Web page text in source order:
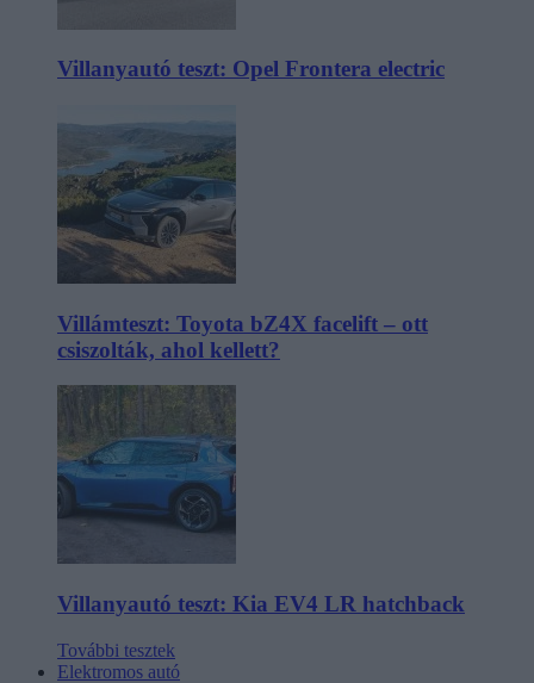
Villanyautó teszt: Opel Frontera electric
Villámteszt: Toyota bZ4X facelift – ott
csiszolták, ahol kellett?
Villanyautó teszt: Kia EV4 LR hatchback
További tesztek
Elektromos autó